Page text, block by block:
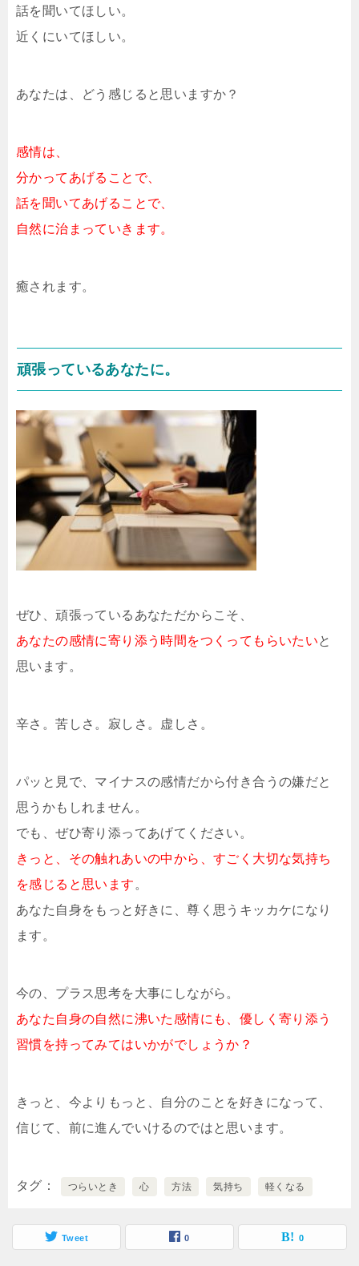
話を聞いてほしい。
近くにいてほしい。
あなたは、どう感じると思いますか？
感情は、
分かってあげることで、
話を聞いてあげることで、
自然に治まっていきます。
癒されます。
頑張っているあなたに。
ぜひ、頑張っているあなただからこそ、
あなたの感情に寄り添う時間をつくってもらいたいと
思います。
辛さ。苦しさ。寂しさ。虚しさ。
パッと見で、マイナスの感情だから付き合うの嫌だと
思うかもしれません。
でも、ぜひ寄り添ってあげてください。
きっと、その触れあいの中から、すごく大切な気持ち
を感じると思います 。
あなた自身をもっと好きに、尊く思うキッカケになり
ます。
今の、プラス思考を大事にしながら。
あなた自身の自然に沸いた感情にも、優しく寄り添う
習慣を持ってみてはいかがでしょうか？
きっと、今よりもっと、自分のことを好きになって、
信じて、前に進んでいけるのではと思います。
タグ つらいとき 心 方法 気持ち 軽くなる
Tweet 0 0